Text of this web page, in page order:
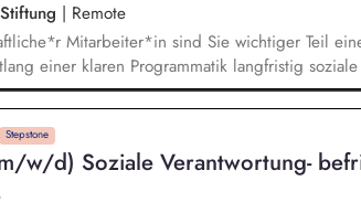
| Remote
Mitarbeiter*in sind Sie wichtiger Teil
einer klaren Programmatik langfristig
die Geschäftsführung bei der Umsetzung der
die Internationalisierungsstrategie der
Erkenntnisse in alltagsangebundene
Stepstone
w/d) Soziale Verantwortung-